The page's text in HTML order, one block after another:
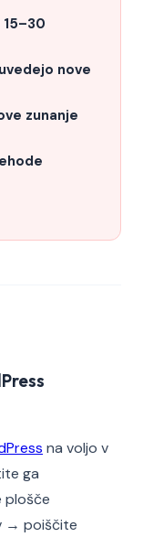
nove
zunanje
na voljo v
ga
plošče
→ poiščite